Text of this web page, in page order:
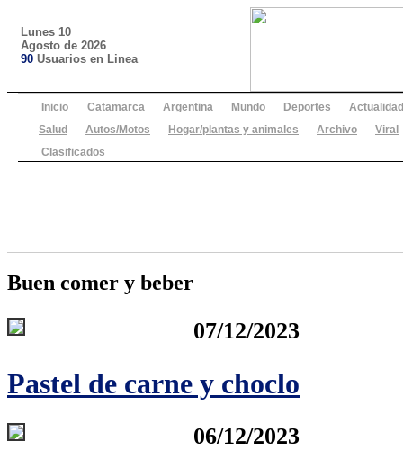
Lunes 10
Agosto de 2026
90 Usuarios en Linea
Inicio Catamarca Argentina Mundo Deportes
Actualidad
Salud
Autos/Motos Hogar/plantas y animales Archivo
Viral
Clasificados
Buen comer y beber
07/12/2023
Pastel de carne y choclo
06/12/2023